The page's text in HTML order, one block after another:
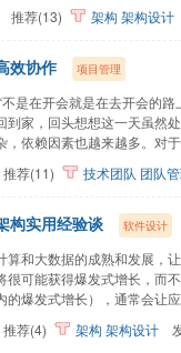
推荐(13) 架构 架构设计
效协作 项目管理
是在开会就是在去开会的
到家，回头想想这一天虽然
，依赖因素也越来越多。对
推荐(11) 技术团队 团队
构实用经验谈 软件设计
算和大数据的成熟和发展，
很可能获得爆发式增长，而
的爆发式增长），通常会让
推荐(4) 架构 架构设计